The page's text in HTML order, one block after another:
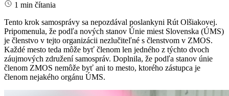
1 min čítania
Tento krok samosprávy sa nepozdával poslankyni Rút Olšiakovej.
Pripomenula, že podľa nových stanov Únie miest Slovenska (ÚMS)
je členstvo v tejto organizácii nezlučiteľné s členstvom v ZMOS.
Každé mesto teda môže byť členom len jedného z týchto dvoch
záujmových združení samospráv. Doplnila, že podľa stanov únie
členom ZMOS nemôže byť ani to mesto, ktorého zástupca je
členom nejakého orgánu ÚMS.